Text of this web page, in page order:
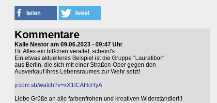
Kommentare
Kalle Nestor am 09.06.2023 - 09:47 Uhr
Hi. Alles ein bißchen veraltet, scheint's ...
Ein etwas aktuelleres Beispiel ist die Gruppe "Lauratibor"
aus Berlin, die sich mit einer Straßen-Oper gegen den
Ausverkauf ihres Lebensraumes zur Wehr setzt!
y.com.sb/watch?v=xX1ICAHcHyA
Liebe Grüße an alle farbenfrohen und kreativen Widerständler!!!